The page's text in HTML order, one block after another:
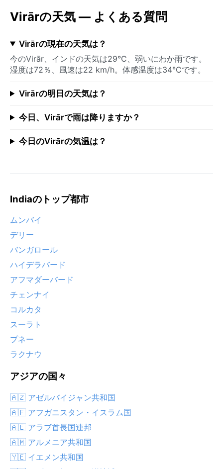
Virārの天気 — よくある質問
Virārの現在の天気は？
今のVirār、インドの天気は29°C、弱いにわか雨です。
湿度は72％、風速は22 km/h。体感温度は34°Cです。
Virārの明日の天気は？
今日、Virārで雨は降りますか？
今日のVirārの気温は？
Indiaのトップ都市
ムンバイ
デリー
バンガロール
ハイデラバード
アフマダーバード
チェンナイ
コルカタ
スーラト
プネー
ラクナウ
アジアの国々
🇦🇿 アゼルバイジャン共和国
🇦🇫 アフガニスタン・イスラム国
🇦🇪 アラブ首長国連邦
🇦🇲 アルメニア共和国
🇾🇪 イエメン共和国